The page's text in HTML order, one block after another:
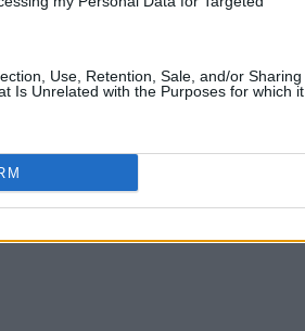
Use, Retention, Sale, and/or Sharing
Is Unrelated with the Purposes for which it